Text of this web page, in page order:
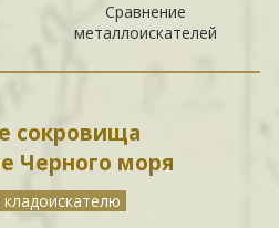
Сравнение
металлоискателей
сокровища
Черного моря